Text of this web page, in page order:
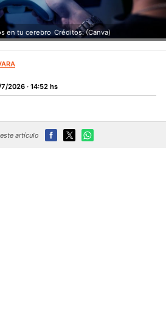
en tu cerebro Créditos: (Canva)
2026 · 14:52 hs
artículo